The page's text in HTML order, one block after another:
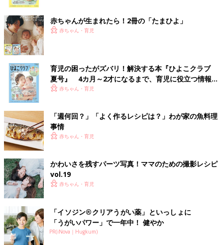
赤ちゃんが生まれたら！2冊の「たまひよ」
赤ちゃん・育児
育児の困ったがズバリ！解決する本『ひよこクラブ
夏号』 4カ月～2才になるまで、育児に役立つ情報が
いっぱい！
赤ちゃん・育児
「週何回？」「よく作るレシピは？」わが家の魚料理
事情
赤ちゃん・育児
かわいさを残すパーツ写真！ママのための撮影レシピ
vol.19
赤ちゃん・育児
「イソジン®クリアうがい薬」といっしょに
「うがいパワー」で一年中！ 健やか
PR(iNova｜Hugkum)